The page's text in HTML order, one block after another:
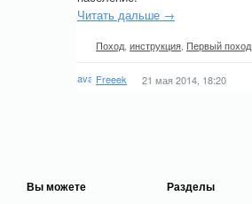
Читать дальше →
Поход инструкция Первый поход
Freeek 21 мая 2014, 18:20
Вы можете Разделы